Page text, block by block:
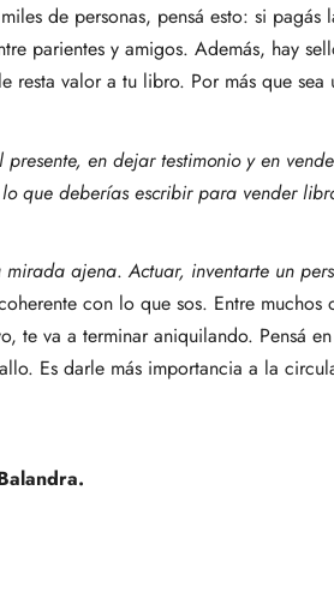
de personas, pensá esto: si
parientes y amigos. Además, hay
valor a tu libro. Por más que
en dejar testimonio y en
lo que deberías escribir para vender
mirada ajena.Actuar, inventarte un
con lo que sos. Entre
te va a terminar aniquilando. Pensá
Es darle más importancia a la
.